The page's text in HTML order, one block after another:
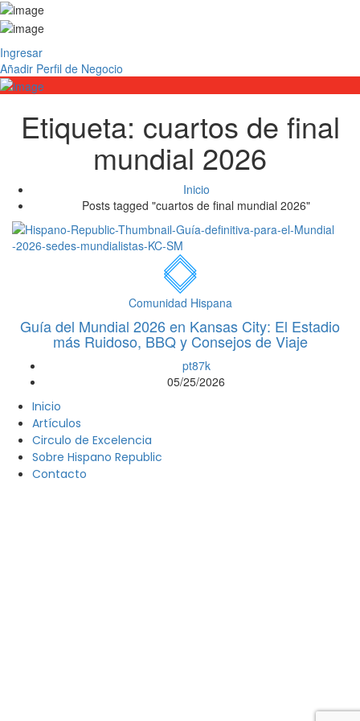
Ingresar
Añadir Perfil de Negocio
Etiqueta: cuartos de final
mundial 2026
Inicio
Posts tagged "cuartos de final mundial 2026"
Comunidad Hispana
Guía del Mundial 2026 en Kansas City: El Estadio
más Ruidoso, BBQ y Consejos de Viaje
pt87k
05/25/2026
Inicio
Artículos
Circulo de Excelencia
Sobre Hispano Republic
Contacto